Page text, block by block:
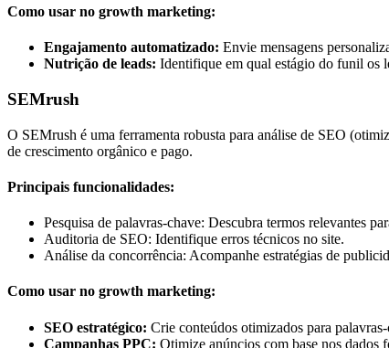
Como usar no growth marketing:
Engajamento automatizado: Envie mensagens
Nutrição de leads: Identifique em qual estágio do funil os
SEMrush
O SEMrush é uma ferramenta robusta para análise de SEO
de crescimento orgânico e pago.
Principais funcionalidades:
Pesquisa de palavras-chave: Descubra termos relevantes
Auditoria de SEO: Identifique erros técnicos no site.
Análise da concorrência: Acompanhe estratégias de
Como usar no growth marketing:
SEO estratégico: Crie conteúdos otimizados para
Campanhas PPC: Otimize anúncios com base nos dados